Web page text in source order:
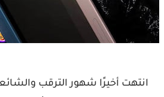
انتهت أخيرًا شهور الترقب